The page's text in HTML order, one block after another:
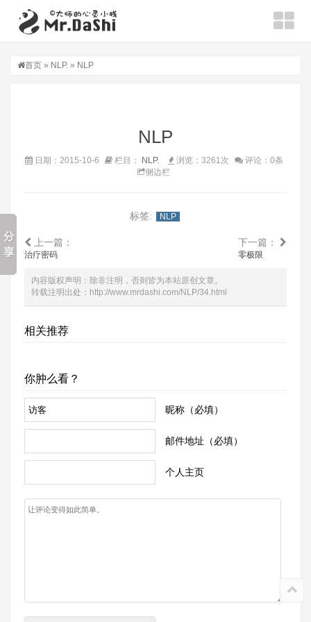
首页 » NLP. » NLP
NLP
日期：2015-10-6 栏目： NLP. 浏览：3261次
评论：0条
侧边栏
标签: NLP
上一篇：
治疗密码
下一篇：
零极限
内容版权声明：除非注明，否则皆为本站原创文章。
转载注明出处： http://www.mrdashi.com/NLP/34.html
相关推荐
你肿么看？
昵称（必填）
邮件地址（必填）
个人主页